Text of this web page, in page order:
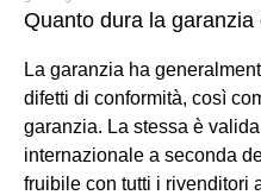
Quanto dura la garanzia
La garanzia ha
difetti di conformità, così
garanzia. La stessa è
internazionale a seconda
fruibile con tutti i rivenditori